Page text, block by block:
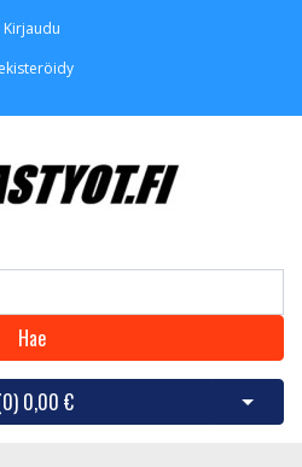
Kirjaudu
Hae
0) 0,00 € Avaa